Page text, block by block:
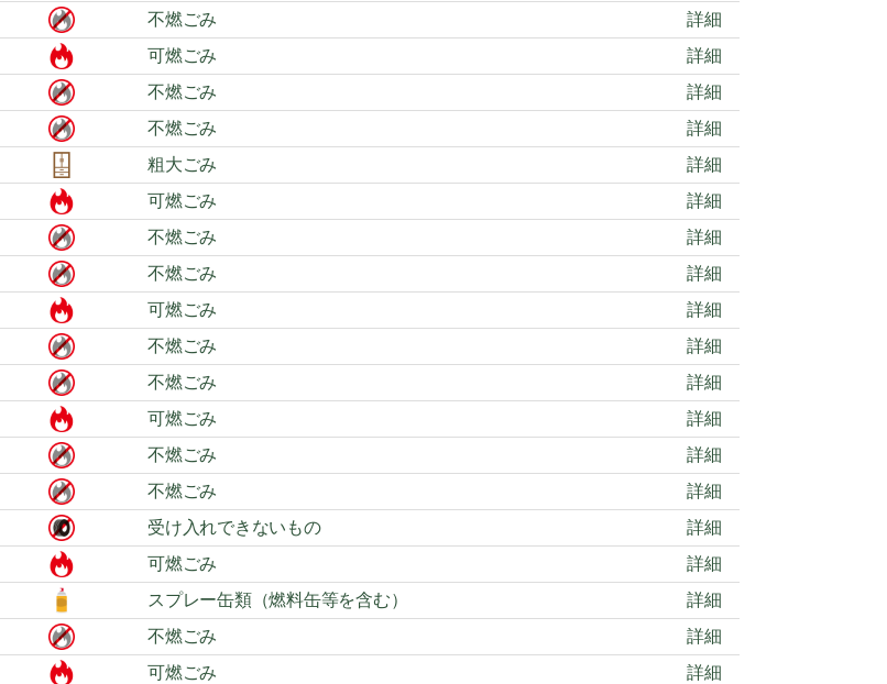
不燃ごみ
詳細
可燃ごみ
詳細
不燃ごみ
詳細
不燃ごみ
詳細
粗大ごみ
詳細
可燃ごみ
詳細
不燃ごみ
詳細
不燃ごみ
詳細
可燃ごみ
詳細
不燃ごみ
詳細
不燃ごみ
詳細
可燃ごみ
詳細
不燃ごみ
詳細
不燃ごみ
詳細
受け入れできないもの
詳細
可燃ごみ
詳細
スプレー缶類（燃料缶等を含む）
詳細
不燃ごみ
詳細
可燃ごみ
詳細